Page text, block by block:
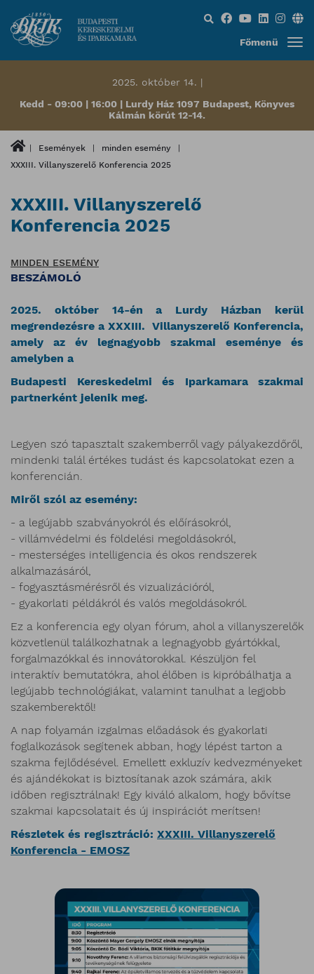
Keresés...
Főmenü
2025. október 14. |
Kedd - 09:00 | 16:00 | Lurdy Ház 1097 Budapest, Könyves
Kálmán körút 12-14.
Események
minden esemény
XXXIII. Villanyszerelő Konferencia 2025
XXXIII. Villanyszerelő
Konferencia 2025
MINDEN ESEMÉNY
BESZÁMOLÓ
2025. október 14-én a Lurdy Házban kerül
megrendezésre a XXXIII. Villanyszerelő Konferencia,
amely az év legnagyobb szakmai eseménye és
amelyben a
Budapesti Kereskedelmi és Iparkamara szakmai
partnerként jelenik meg.
Legyen szó tapasztalt szakemberről vagy pályakezdőről,
mindenki talál értékes tudást és kapcsolatokat ezen a
konferencián.
Miről szól az esemény:
- a legújabb szabványokról és előírásokról,
- villámvédelmi és földelési megoldásokról,
- mesterséges intelligencia és okos rendszerek
alkalmazásáról,
- fogyasztásmérésről és vizualizációról,
- gyakorlati példákról és valós megoldásokról.
Ez a konferencia egy olyan fórum, ahol a villanyszerelők
közvetlenül találkozhatnak a legnagyobb gyártókkal,
forgalmazókkal és innovátorokkal. Készüljön fel
interaktív bemutatókra, ahol élőben is kipróbálhatja a
legújabb technológiákat, valamint tanulhat a legjobb
szakemberektől!
A nap folyamán izgalmas előadások és gyakorlati
foglalkozások segítenek abban, hogy lépést tarton a
szakma fejlődésével. Emellett exkluzív kedvezményeket
és ajándékokat is biztosítanak azok számára, akik
időben regisztrálnak! Egy kiváló alkalom, hogy bővítse
szakmai kapcsolatait és új inspirációt merítsen!
Részletek és regisztráció: XXXIII. Villanyszerelő
Konferencia - EMOSZ